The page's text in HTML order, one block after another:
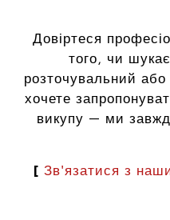
Довіртеся
того, чи
розточувальний
хочете
викупу — ми
[Зв'язатися з